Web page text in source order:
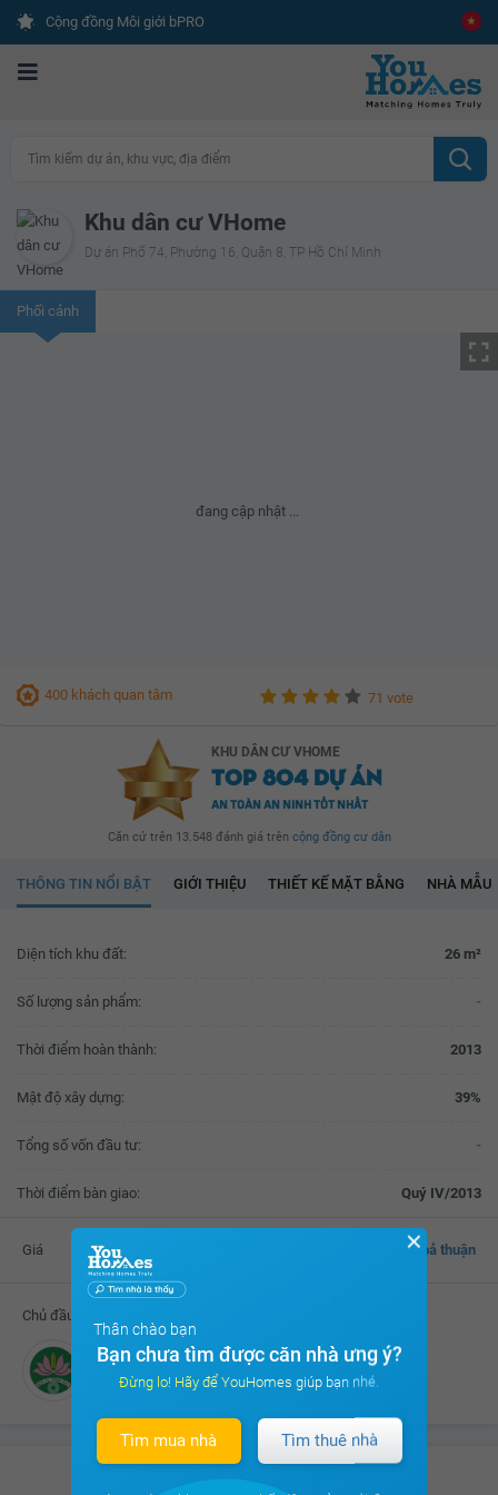
Cộng đồng Môi giới bPRO
Tìm kiếm dự án, khu vực, địa điểm
Khu dân cư VHome
Dự án Phố 74, Phường 16, Quận 8, TP Hồ Chí Minh
Phối cảnh
đang cập nhật ...
400 khách quan tâm 71 vote
KHU DÂN CƯ VHOME
TOP 804 DỰ ÁN
AN TOÀN AN NINH TỐT NHẤT
Căn cứ trên 13.548 đánh giá trên cộng đồng cư dân
THÔNG TIN NỔI BẬT GIỚI THIỆU THIẾT KẾ MẶT BẰNG NHÀ MẪU
Diện tích khu đất: 26 m²
Số lượng sản phẩm: -
Thời điểm hoàn thành: 2013
Mật độ xây dựng: 39%
Tổng số vốn đầu tư: -
Thời điểm bàn giao: Quý IV/2013
Giá Thoả thuận
Chủ đầu tư
Công ty TNHH MTV Dịch vụ Công ích Quận 8
✕
Thân chào bạn
Bạn chưa tìm được căn nhà ưng ý?
Đừng lo! Hãy để YouHomes giúp bạn nhé.
Tìm mua nhà Tìm thuê nhà